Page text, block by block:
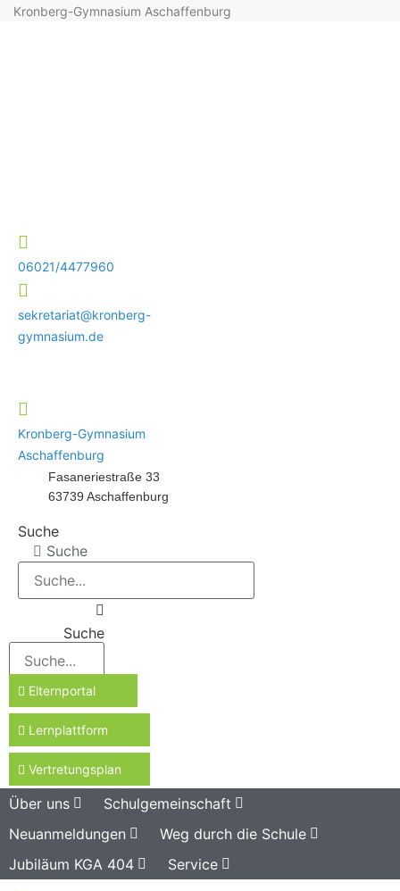
Kronberg-Gymnasium Aschaffenburg
06021/4477960
sekretariat@kronberg-
gymnasium.de
Kronberg-Gymnasium
Aschaffenburg
Fasaneriestraße 33
63739 Aschaffenburg
Suche
Suche
Suche
Elternportal
Lernplattform
Vertretungsplan
Über uns
Schulgemeinschaft
Neuanmeldungen
Weg durch die Schule
Jubiläum KGA 404
Service